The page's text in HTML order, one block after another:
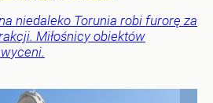
niedaleko Torunia robi furorę za
Miłośnicy obiektów